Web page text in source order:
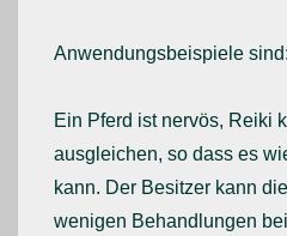
Anwendungsbeispiele sind:
Ein Pferd ist nervös, Reiki
ausgleichen, so dass es
kann. Der Besitzer kann
wenigen Behandlungen